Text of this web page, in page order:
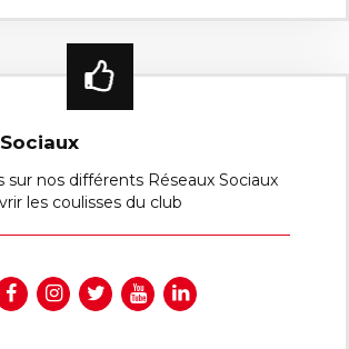
sur nos différents Réseaux Sociaux
les coulisses du club